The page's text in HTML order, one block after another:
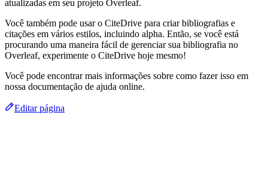
atualizadas em seu projeto Overleaf.
Você também pode usar o CiteDrive para criar bibliografias e
citações em vários estilos, incluindo alpha. Então, se você está
procurando uma maneira fácil de gerenciar sua bibliografia no
Overleaf, experimente o CiteDrive hoje mesmo!
Você pode encontrar mais informações sobre como fazer isso em
nossa documentação de ajuda online.
Editar página